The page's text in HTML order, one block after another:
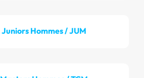
Juniors Hommes / JUM